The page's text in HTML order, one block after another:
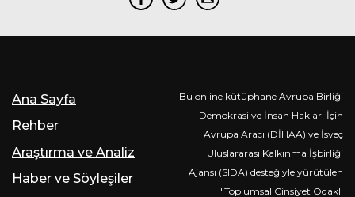
Ana Sayfa
Rehber
Araştırma ve Analiz
Haber ve Söyleşiler
Bu online kütüphane Avrupa Birliği
Demokrasi ve İnsan Hakları İçin
Avrupa Aracı (DİHAA) ve İsveç
Uluslararası Kalkınma İşbirliği
Ajansı (SIDA) desteğiyle yürütülen
"Toplumsal Cinsiyet Odaklı